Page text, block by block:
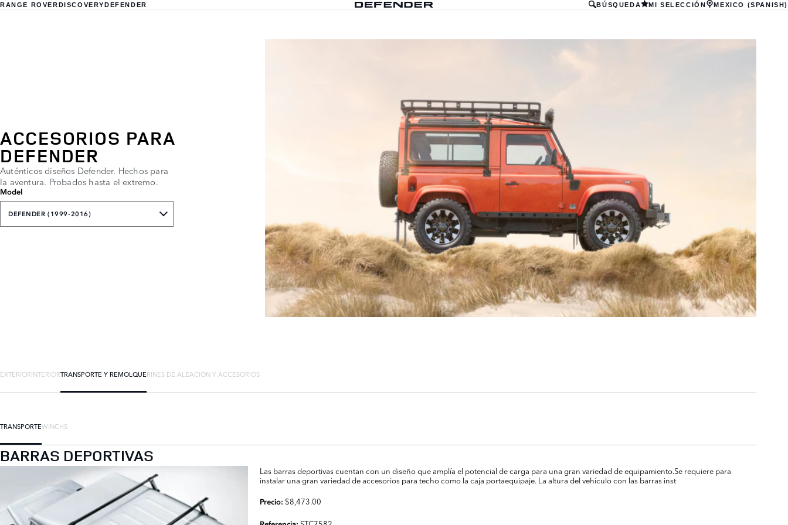
RANGE ROVERDISCOVERYDEFENDER BÚSQUEDA MI SELECCIÓN MEXICO (SPANISH)
ACCESORIOS PARA
DEFENDER
Auténticos diseños Defender. Hechos para
la aventura. Probados hasta el extremo.
Model
DEFENDER (1999-2016)
EXTERIORINTERIORTRANSPORTE Y REMOLQUERINES DE ALEACIÓN Y ACCESORIOS
TRANSPORTEWINCHS
BARRAS DEPORTIVAS
Las barras deportivas cuentan con un diseño que amplía el potencial de carga para una gran variedad de equipamiento.Se requiere para
instalar una gran variedad de accesorios para techo como la caja portaequipaje. La altura del vehículo con las barras inst
Precio: $8,473.00